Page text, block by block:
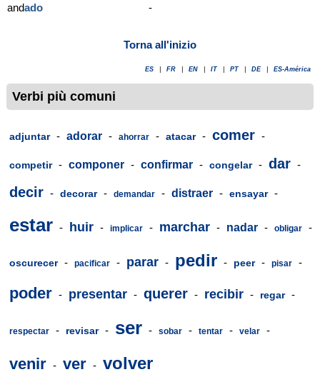
andado -
Torna all'inizio
ES FR EN IT PT DE ES-América
Verbi più comuni
adjuntar - adorar - ahorrar - atacar - comer -
competir - componer - confirmar - congelar - dar -
decir - decorar - demandar - distraer - ensayar -
estar - huir - implicar - marchar - nadar - obligar -
oscurecer - pacificar - parar - pedir - peer - pisar -
poder - presentar - querer - recibir - regar -
respectar - revisar - ser - sobar - tentar - velar -
venir - ver - volver